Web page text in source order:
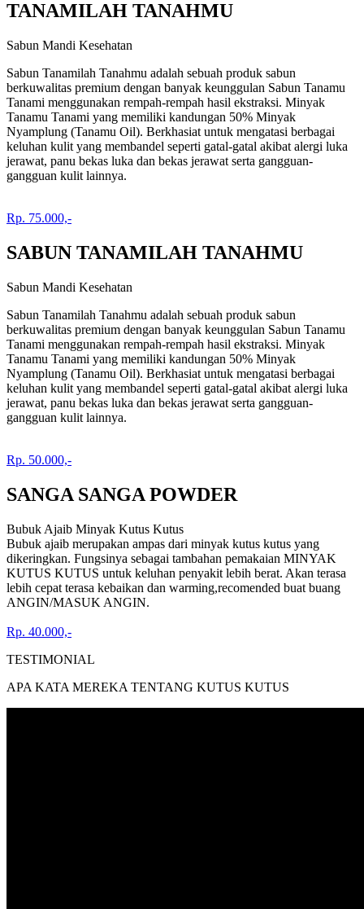
TANAMILAH TANAHMU
Sabun Mandi Kesehatan
Sabun Tanamilah Tanahmu adalah sebuah produk sabun
berkuwalitas premium dengan banyak keunggulan Sabun Tanamu
Tanami menggunakan rempah-rempah hasil ekstraksi. Minyak
Tanamu Tanami yang memiliki kandungan 50% Minyak
Nyamplung (Tanamu Oil). Berkhasiat untuk mengatasi berbagai
keluhan kulit yang membandel seperti gatal-gatal akibat alergi luka
jerawat, panu bekas luka dan bekas jerawat serta gangguan-
gangguan kulit lainnya.
Rp. 75.000,-
SABUN TANAMILAH TANAHMU
Sabun Mandi Kesehatan
Sabun Tanamilah Tanahmu adalah sebuah produk sabun
berkuwalitas premium dengan banyak keunggulan Sabun Tanamu
Tanami menggunakan rempah-rempah hasil ekstraksi. Minyak
Tanamu Tanami yang memiliki kandungan 50% Minyak
Nyamplung (Tanamu Oil). Berkhasiat untuk mengatasi berbagai
keluhan kulit yang membandel seperti gatal-gatal akibat alergi luka
jerawat, panu bekas luka dan bekas jerawat serta gangguan-
gangguan kulit lainnya.
Rp. 50.000,-
SANGA SANGA POWDER
Bubuk Ajaib Minyak Kutus Kutus
Bubuk ajaib merupakan ampas dari minyak kutus kutus yang
dikeringkan. Fungsinya sebagai tambahan pemakaian MINYAK
KUTUS KUTUS untuk keluhan penyakit lebih berat. Akan terasa
lebih cepat terasa kebaikan dan warming,recomended buat buang
ANGIN/MASUK ANGIN.
Rp. 40.000,-
TESTIMONIAL
APA KATA MEREKA TENTANG KUTUS KUTUS